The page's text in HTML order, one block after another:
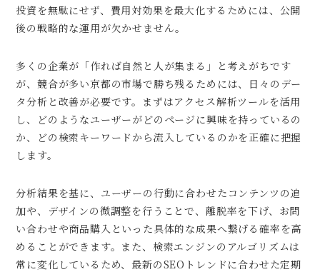
投資を無駄にせず、費用対効果を最大化するためには、公開
後の戦略的な運用が欠かせません。
多くの企業が「作れば自然と人が集まる」と考えがちです
が、競合が多い京都の市場で勝ち残るためには、日々のデー
タ分析と改善が必要です。まずはアクセス解析ツールを活用
し、どのようなユーザーがどのページに興味を持っているの
か、どの検索キーワードから流入しているのかを正確に把握
します。
分析結果を基に、ユーザーの行動に合わせたコンテンツの追
加や、デザインの微調整を行うことで、離脱率を下げ、お問
い合わせや商品購入といった具体的な成果へ繋げる確率を高
めることができます。また、検索エンジンのアルゴリズムは
常に変化しているため、最新のSEOトレンドに合わせた定期